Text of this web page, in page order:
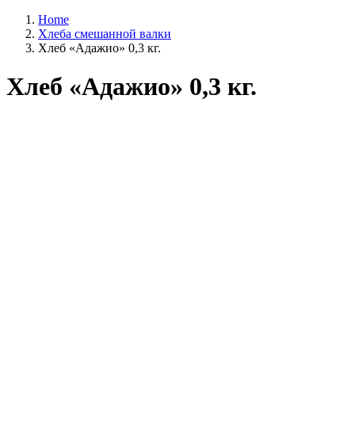
Home
Хлеба смешанной валки
Хлеб «Адажио» 0,3 кг.
Хлеб «Адажио» 0,3 кг.